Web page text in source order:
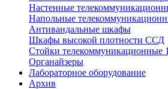
Настенные
Напольные
Антивандальные шкафы
Шкафы высокой плотности ССД
Стойки телекоммуникационные
Органайзеры
Лабораторное оборудование
Архив